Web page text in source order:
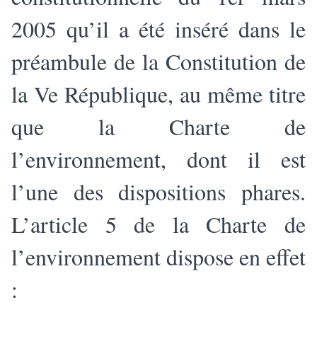
2005 qu’il a été inséré dans le
préambule de la Constitution de
la Ve République, au même titre
que la Charte de
l’environnement, dont il est
l’une des dispositions phares.
L’article 5 de la Charte de
l’environnement dispose en effet
: